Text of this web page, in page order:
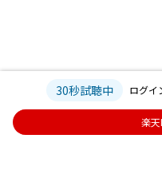
30秒試聴中 ログイ
楽